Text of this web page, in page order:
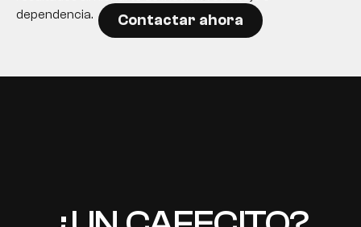
dependencia.
Contactar ahora